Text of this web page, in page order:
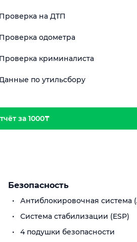
на ДТП
одометра
криминалиста
по утильсбору
за 1000₸
Безопасность
Антиблокировочная система
Система стабилизации (ESP)
4 подушки безопасности